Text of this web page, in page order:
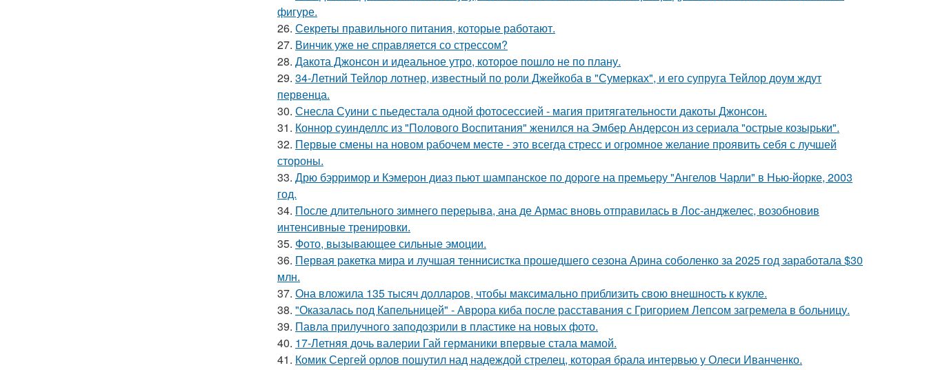
фигуре.
26. Секреты правильного питания, которые работают.
27. Винчик уже не справляется со стрессом?
28. Дакота Джонсон и идеальное утро, которое пошло не по плану.
29. 34-Летний Тейлор лотнер, известный по роли Джейкоба в "Сумерках", и его супруга Тейлор доум ждут
первенца.
30. Снесла Суини с пьедестала одной фотосессией - магия притягательности дакоты Джонсон.
31. Коннор суинделлс из "Полового Воспитания" женился на Эмбер Андерсон из сериала "острые козырьки".
32. Первые смены на новом рабочем месте - это всегда стресс и огромное желание проявить себя с лучшей
стороны.
33. Дрю бэрримор и Кэмерон диаз пьют шампанское по дороге на премьеру "Ангелов Чарли" в Нью-йорке, 2003
год.
34. После длительного зимнего перерыва, ана де Армас вновь отправилась в Лос-анджелес, возобновив
интенсивные тренировки.
35. Фото, вызывающее сильные эмоции.
36. Первая ракетка мира и лучшая теннисистка прошедшего сезона Арина соболенко за 2025 год заработала $30
млн.
37. Она вложила 135 тысяч долларов, чтобы максимально приблизить свою внешность к кукле.
38. "Оказалась под Капельницей" - Аврора киба после расставания с Григорием Лепсом загремела в больницу.
39. Павла прилучного заподозрили в пластике на новых фото.
40. 17-Летняя дочь валерии Гай германики впервые стала мамой.
41. Комик Сергей орлов пошутил над надеждой стрелец, которая брала интервью у Олеси Иванченко.